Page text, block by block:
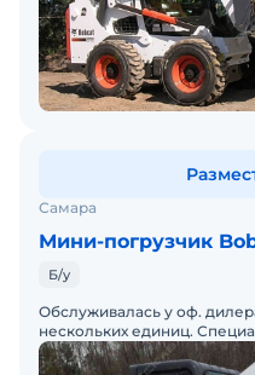
Самара
Мини-погрузчик
Б/у
Обслуживалась у оф.
нескольких единиц.
лизинг.